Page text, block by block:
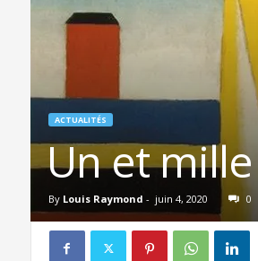
ACTUALITÉS
Un et
By Louis Raymond - juin 4, 2020 0